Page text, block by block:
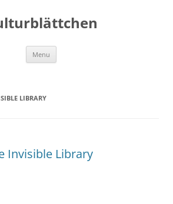
Menu
LIBRARY
Invisible Library